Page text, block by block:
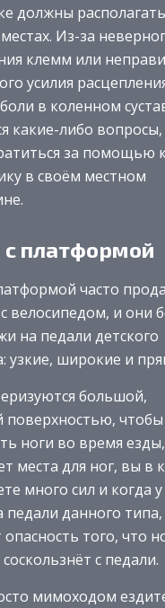
должны
Из-за
клемм или
усилия
в коленном
какие-либо вопросы,
за помощью к
в своём местном
платформой
часто
велосипедом, и они
на педали детского
узкие, широкие и
большой,
поверхностью,
ноги во время
места для ног, вы в
много сил и когда у
педали данного типа,
того, что
с педали.
мимоходом